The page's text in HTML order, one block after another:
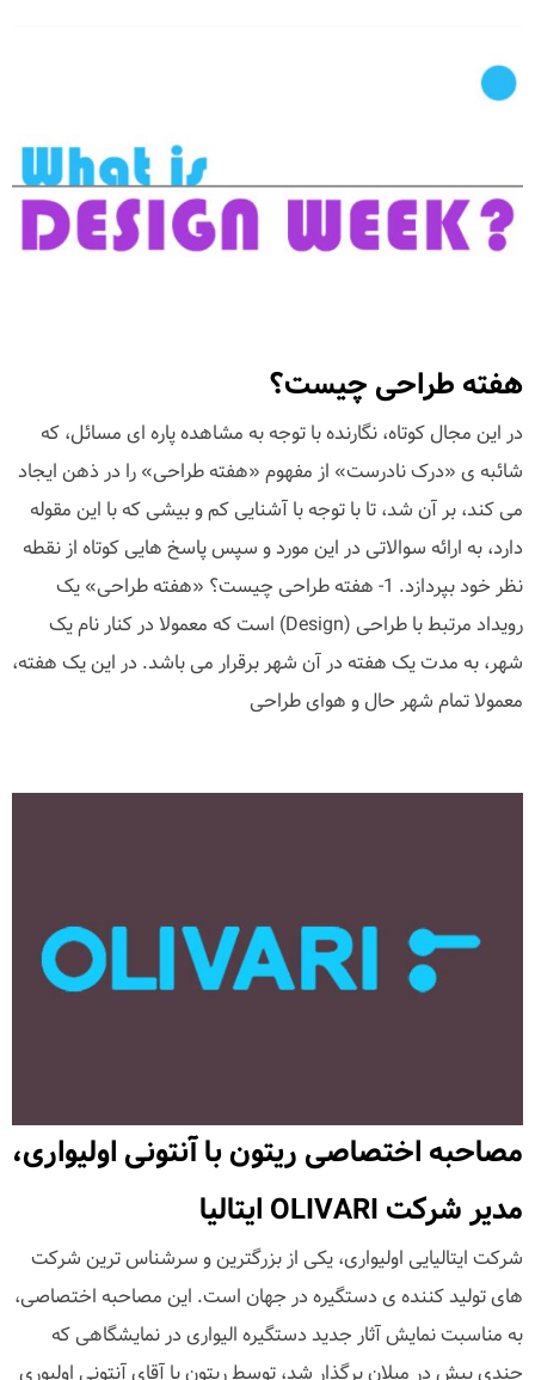
هفته طراحی چیست؟
در این مجال کوتاه، نگارنده با توجه به مشاهده پاره ای مسائل، که
شائبه ی «درک نادرست» از مفهوم «هفته طراحی» را در ذهن ایجاد
می کند، بر آن شد، تا با توجه با آشنایی کم و بیشی که با این مقوله
دارد، به ارائه سوالاتی در این مورد و سپس پاسخ هایی کوتاه از نقطه
نظر خود بپردازد. 1- هفته طراحی چیست؟ «هفته طراحی» یک
رویداد مرتبط با طراحی (Design) است که معمولا در کنار نام یک
شهر، به مدت یک هفته در آن شهر برقرار می باشد. در این یک هفته،
معمولا تمام شهر حال و هوای طراحی
مصاحبه اختصاصی ریتون با آنتونی اولیواری،
مدیر شرکت OLIVARI ایتالیا
شرکت ایتالیایی اولیواری، یکی از بزرگترین و سرشناس ترین شرکت
های تولید کننده ی دستگیره در جهان است. این مصاحبه اختصاصی،
به مناسبت نمایش آثار جدید دستگیره الیواری در نمایشگاهی که
چندی پیش در میلان برگذار شد، توسط ریتون با آقای آنتونی اولیوری